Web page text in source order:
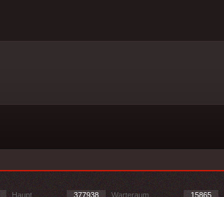
Haupt 377938 Warteraum 15865